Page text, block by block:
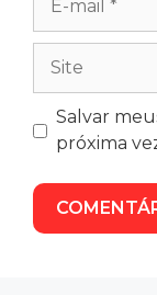
Salvar
próxima